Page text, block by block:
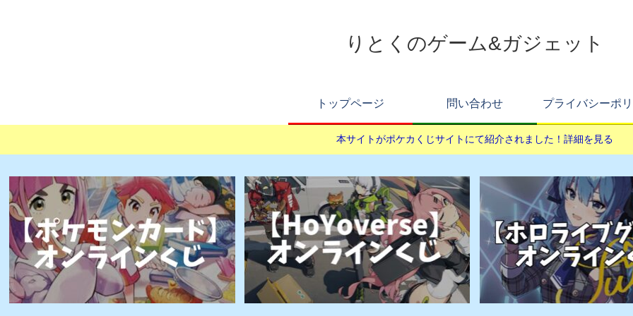
りとくのゲーム&ガジェット
トップページ 問い合わせ プライバシーポ
本サイトがポケカくじサイトにて紹介されました！詳細を見る